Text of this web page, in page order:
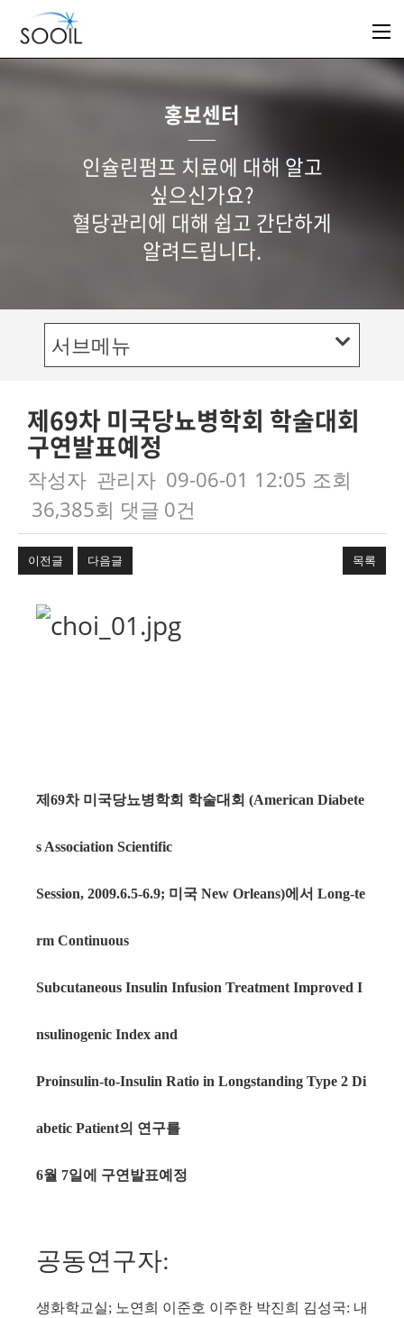
홍보센터
인슐린펌프 치료에 대해 알고
싶으신가요?
혈당관리에 대해 쉽고 간단하게
알려드립니다.
서브메뉴
제69차 미국당뇨병학회 학술대회
구연발표예정
작성자 관리자 09-06-01 12:05 조회
36,385회 댓글 0건
이전글 다음글 목록
본문
제69차 미국당뇨병학회 학술대회 (American Diabete
s Association Scientific
Session, 2009.6.5-6.9; 미국 New Orleans)에서 Long-te
rm Continuous
Subcutaneous Insulin Infusion Treatment Improved I
nsulinogenic Index and
Proinsulin-to-Insulin Ratio in Longstanding Type 2 Di
abetic Patient의 연구를
6월 7일에 구연발표예정
공동연구자:
생화학교실; 노연희 이준호 이주한 박진희 김성국: 내